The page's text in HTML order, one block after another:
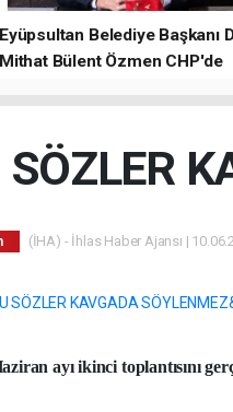
Eyüpsultan Belediye Başkanı
Mithat Bülent Özmen CHP'de
SÖZLER
(İHA) - İhlas Haber Ajansı |
ayı ikinci toplantısını